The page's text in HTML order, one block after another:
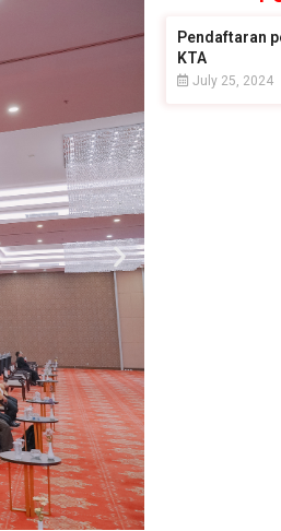
Pendaftaran
KTA
July 25, 2024